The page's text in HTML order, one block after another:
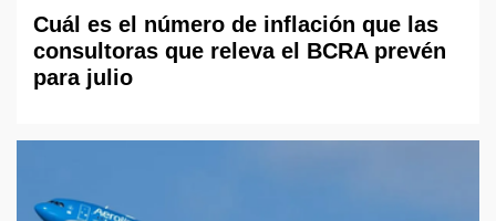
Cuál es el número de inflación que las
consultoras que releva el BCRA prevén
para julio